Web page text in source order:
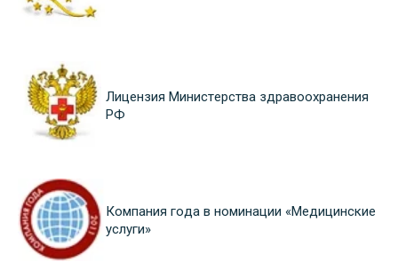
Лицензия Министерства здравоохранения
РФ
Компания года в номинации «Медицинские
услуги»